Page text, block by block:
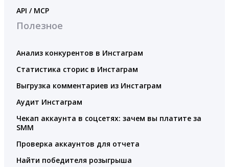
API / MCP
Полезное
Анализ конкурентов в Инстаграм
Статистика сторис в Инстаграм
Выгрузка комментариев из Инстаграм
Аудит Инстаграм
Чекап аккаунта в соцсетях: зачем вы платите за
SMM
Проверка аккаунтов для отчета
Найти победителя розыгрыша